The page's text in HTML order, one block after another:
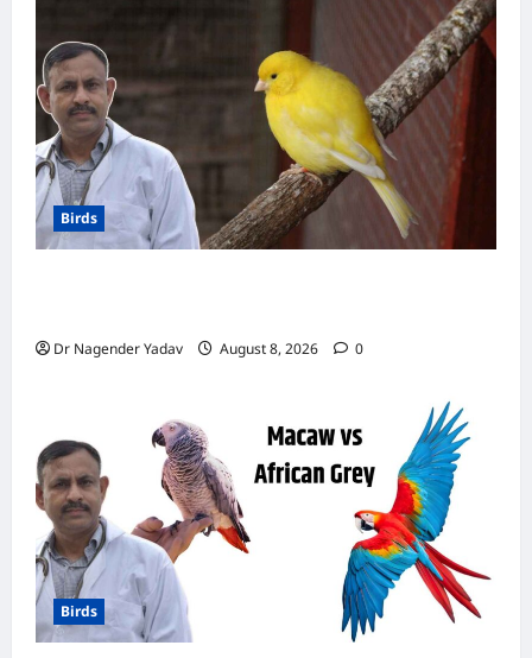
करता
है?
जानिए
जंगल
के
राजा
का
अनोखा
रहस्य
Birds
Dr Nagender Yadav August 8, 2026 0
Birds